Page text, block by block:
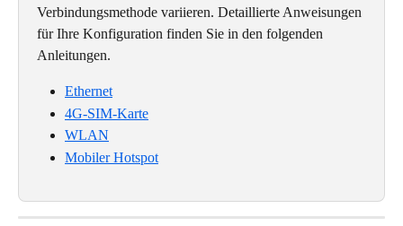
Verbindungsmethode variieren. Detaillierte Anweisungen
für Ihre Konfiguration finden Sie in den folgenden
Anleitungen.
Ethernet
4G-SIM-Karte
WLAN
Mobiler Hotspot